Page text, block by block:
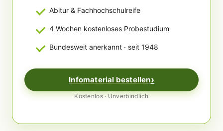
Abitur & Fachhochschulreife
4 Wochen kostenloses Probestudium
Bundesweit anerkannt · seit 1948
Infomaterial bestellen
Kostenlos · Unverbindlich